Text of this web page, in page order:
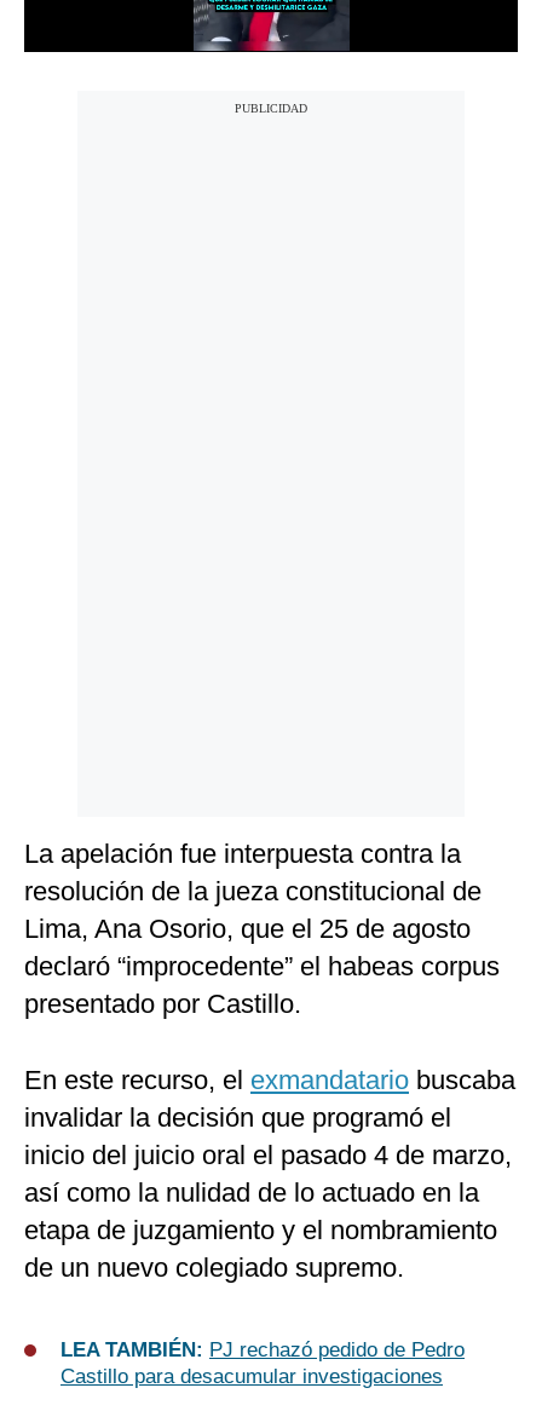
La apelación fue interpuesta contra la
resolución de la jueza constitucional de
Lima, Ana Osorio, que el 25 de agosto
declaró “improcedente” el habeas corpus
presentado por Castillo.
En este recurso, el exmandatario buscaba
invalidar la decisión que programó el
inicio del juicio oral el pasado 4 de marzo,
así como la nulidad de lo actuado en la
etapa de juzgamiento y el nombramiento
de un nuevo colegiado supremo.
LEA TAMBIÉN: PJ rechazó pedido de Pedro
Castillo para desacumular investigaciones